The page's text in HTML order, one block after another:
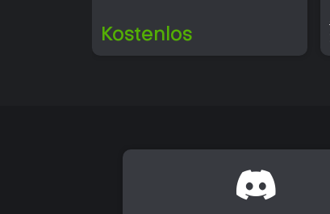
Kostenlos